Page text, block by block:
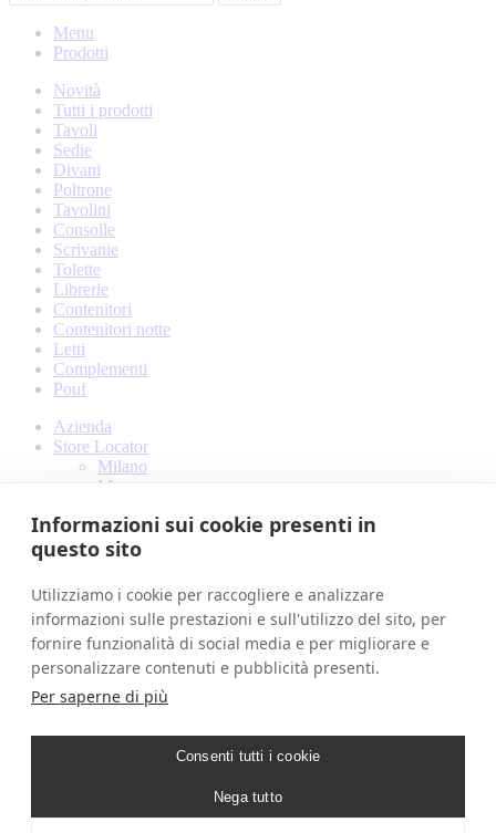
Menu
Prodotti
Novità
Tutti i prodotti
Tavoli
Sedie
Divani
Poltrone
Tavolini
Consolle
Scrivanie
Tolette
Librerie
Contenitori
Contenitori notte
Letti
Complementi
Pouf
Azienda
Store Locator
Milano
Mosca
Designer
Ilenia Viscardi
Filippo Mambretti
Prodotti
Materiali e finiture
Tessuti
Gros grain
Pelli e Cuoio
Finiture
Informazioni sui cookie presenti in
questo sito
Utilizziamo i cookie per raccogliere e analizzare
informazioni sulle prestazioni e sull'utilizzo del sito, per
fornire funzionalità di social media e per migliorare e
personalizzare contenuti e pubblicità presenti.
Per saperne di più
Consenti tutti i cookie
Nega tutto